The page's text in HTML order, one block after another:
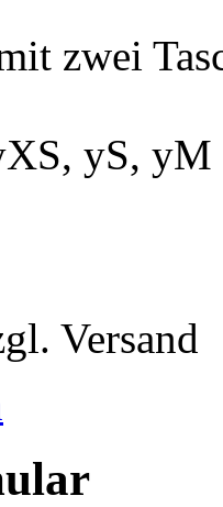
zwei
yS,
Versand